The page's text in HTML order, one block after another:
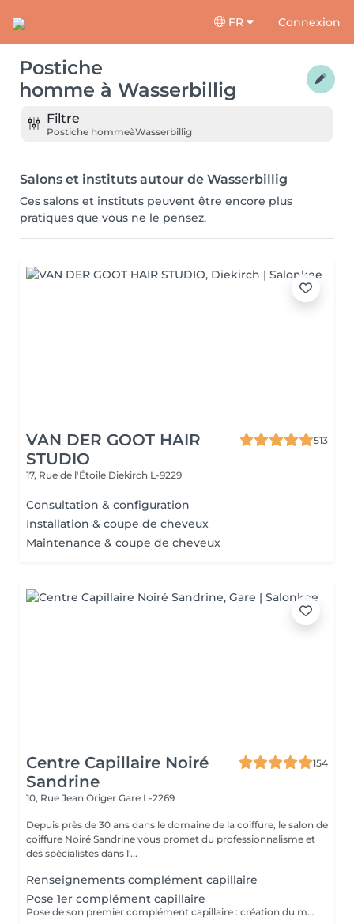
FR Connexion
Postiche
homme à Wasserbillig
Filtre
Postiche hommeàWasserbillig
Salons et instituts autour de Wasserbillig
Ces salons et instituts peuvent être encore plus
pratiques que vous ne le pensez.
VAN DER GOOT HAIR
STUDIO
513
17, Rue de l'Étoile Diekirch L-9229
Consultation & configuration
Installation & coupe de cheveux
Maintenance & coupe de cheveux
Centre Capillaire Noiré
Sandrine
154
10, Rue Jean Origer Gare L-2269
Depuis près de 30 ans dans le domaine de la coiffure, le salon de
coiffure Noiré Sandrine vous promet du professionnalisme et
des spécialistes dans l'...
Renseignements complément capillaire
Pose 1er complément capillaire
Pose de son premier complément capillaire : création du moule de la tête, adaptation sur-mesure du complément et pose du complément. Si nécessaire il faut également réserver le service "coupe nouveau complément" pour effectuer la coupe des cheveux.